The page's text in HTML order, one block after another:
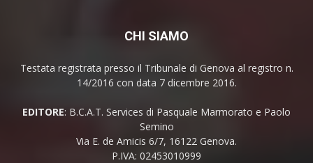
CHI SIAMO
Testata registrata presso il Tribunale di Genova al registro n.
14/2016 con data 7 dicembre 2016.
EDITORE: B.C.A.T. Services di Pasquale Marmorato e Paolo
Semino
Via E. de Amicis 6/7, 16122 Genova.
P.IVA: 02453010999